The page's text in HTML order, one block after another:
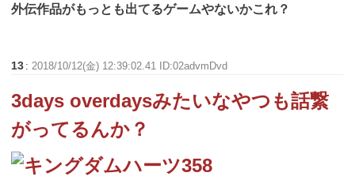
外伝作品がもっとも出てるゲームやないかこれ？
13 : 2018/10/12(金) 12:39:02.41 ID:02advmDvd
3days overdaysみたいなやつも話繋
がってるんか？